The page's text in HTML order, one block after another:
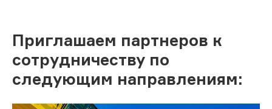
Приглашаем партнеров к
сотрудничеству по
следующим направлениям: